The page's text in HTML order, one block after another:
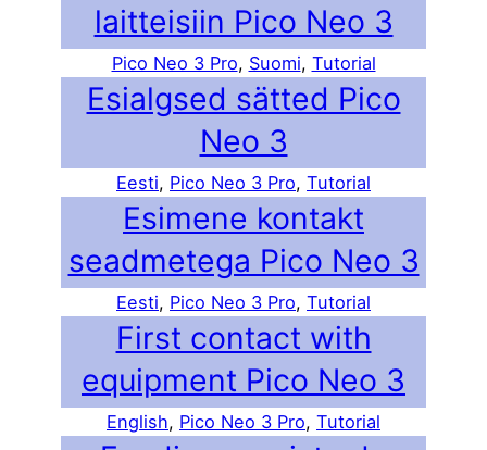
laitteisiin Pico Neo 3
Pico Neo 3 Pro, Suomi, Tutorial
Esialgsed sätted Pico
Neo 3
Eesti, Pico Neo 3 Pro, Tutorial
Esimene kontakt
seadmetega Pico Neo 3
Eesti, Pico Neo 3 Pro, Tutorial
First contact with
equipment Pico Neo 3
English, Pico Neo 3 Pro, Tutorial